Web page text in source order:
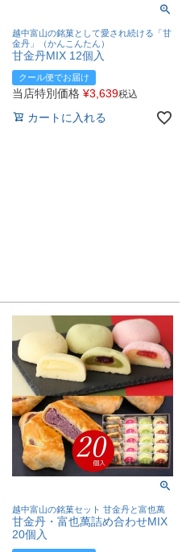
越中富山の銘菓として愛され続ける「甘
金丹」（かんこんたん）
甘金丹MIX 12個入
クール便でお届け
当店特別価格 ¥3,639税込
カートに入れる
越中富山の銘菓セット 甘金丹と富也萬
甘金丹・富也萬詰め合わせMIX
20個入